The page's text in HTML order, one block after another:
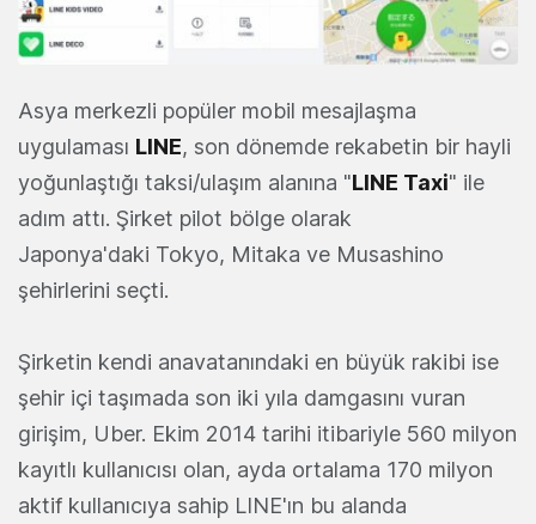
Asya merkezli popüler mobil mesajlaşma
uygulaması LINE, son dönemde rekabetin bir hayli
yoğunlaştığı taksi/ulaşım alanına "LINE Taxi" ile
adım attı. Şirket pilot bölge olarak
Japonya'daki Tokyo, Mitaka ve Musashino
şehirlerini seçti.
Şirketin kendi anavatanındaki en büyük rakibi ise
şehir içi taşımada son iki yıla damgasını vuran
girişim, Uber. Ekim 2014 tarihi itibariyle 560 milyon
kayıtlı kullanıcısı olan, ayda ortalama 170 milyon
aktif kullanıcıya sahip LINE'ın bu alanda